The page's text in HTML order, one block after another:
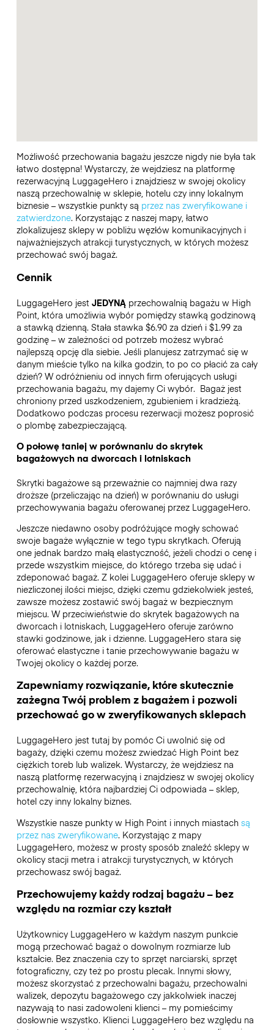
Możliwość przechowania bagażu jeszcze nigdy nie była tak
łatwo dostępna! Wystarczy, że wejdziesz na platformę
rezerwacyjną LuggageHero i znajdziesz w swojej okolicy
naszą przechowalnię w sklepie, hotelu czy inny lokalnym
biznesie – wszystkie punkty są przez nas zweryfikowane i
zatwierdzone. Korzystając z naszej mapy, łatwo
zlokalizujesz sklepy w pobliżu węzłów komunikacyjnych i
najważniejszych atrakcji turystycznych, w których możesz
przechować swój bagaż.
Cennik
LuggageHero jest JEDYNĄprzechowalnią bagażu w High
Point, która umożliwia wybór pomiędzy stawką godzinową
a stawką dzienną. Stała stawka $6.90 za dzień i $1.99 za
godzinę – w zależności od potrzeb możesz wybrać
najlepszą opcję dla siebie. Jeśli planujesz zatrzymać się w
danym mieście tylko na kilka godzin, to po co płacić za cały
dzień? W odróżnieniu od innych firm oferujących usługi
przechowania bagażu, my dajemy Ci wybór. Bagaż jest
chroniony przed uszkodzeniem, zgubieniem i kradzieżą.
Dodatkowo podczas procesu rezerwacji możesz poprosić
o plombę zabezpieczającą.
O połowę taniej w porównaniu do skrytek
bagażowych na dworcach i lotniskach
Skrytki bagażowe są przeważnie co najmniej dwa razy
droższe (przeliczając na dzień) w porównaniu do usługi
przechowywania bagażu oferowanej przez LuggageHero.
Jeszcze niedawno osoby podróżujące mogły schować
swoje bagaże wyłącznie w tego typu skrytkach. Oferują
one jednak bardzo małą elastyczność, jeżeli chodzi o cenę i
przede wszystkim miejsce, do którego trzeba się udać i
zdeponować bagaż. Z kolei LuggageHero oferuje sklepy w
niezliczonej ilości miejsc, dzięki czemu gdziekolwiek jesteś,
zawsze możesz zostawić swój bagaż w bezpiecznym
miejscu. W przeciwieństwie do skrytek bagażowych na
dworcach i lotniskach, LuggageHero oferuje zarówno
stawki godzinowe, jak i dzienne. LuggageHero stara się
oferować elastyczne i tanie przechowywanie bagażu w
Twojej okolicy o każdej porze.
Zapewniamy rozwiązanie, które skutecznie
zażegna Twój problem z bagażem i pozwoli
przechować go w zweryfikowanych sklepach
LuggageHero jest tutaj by pomóc Ci uwolnić się od
bagaży, dzięki czemu możesz zwiedzać High Point bez
ciężkich toreb lub walizek. Wystarczy, że wejdziesz na
naszą platformę rezerwacyjną i znajdziesz w swojej okolicy
przechowalnię, która najbardziej Ci odpowiada – sklep,
hotel czy inny lokalny biznes.
Wszystkie nasze punkty w High Point i innych miastach są
przez nas zweryfikowane. Korzystając z mapy
LuggageHero, możesz w prosty sposób znaleźć sklepy w
okolicy stacji metra i atrakcji turystycznych, w których
przechowasz swój bagaż.
Przechowujemy każdy rodzaj bagażu – bez
względu na rozmiar czy kształt
Użytkownicy LuggageHero w każdym naszym punkcie
mogą przechować bagaż o dowolnym rozmiarze lub
kształcie. Bez znaczenia czy to sprzęt narciarski, sprzęt
fotograficzny, czy też po prostu plecak. Innymi słowy,
możesz skorzystać z przechowalni bagażu, przechowalni
walizek, depozytu bagażowego czy jakkolwiek inaczej
nazywają to nasi zadowoleni klienci – my pomieścimy
dosłownie wszystko. Klienci LuggageHero bez względu na